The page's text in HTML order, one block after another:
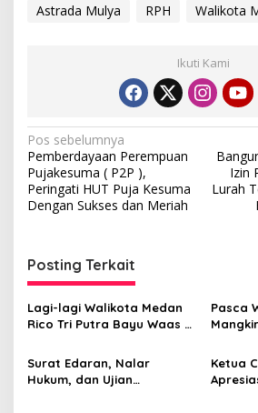
Astrada Mulya RPH Walikota
Ikuti Kami
N
a
v
i
a
s
i
o
Pos sebelumnya
Pemberdayaan Perempuan
Pujakesuma ( P2P ),
Peringati HUT Puja Kesuma
Dengan Sukses dan Meriah
Izin
Lurah
Posting Terkait
Lagi-lagi Walikota Medan
Rico Tri Putra Bayu Waas di
FMR-SU: “Slogan Medan
Untuk Semua Hanya
Pencitraan?”
Pasca
Medan
Pers
Surat Edaran, Nalar
Hukum, dan Ujian
Ketua